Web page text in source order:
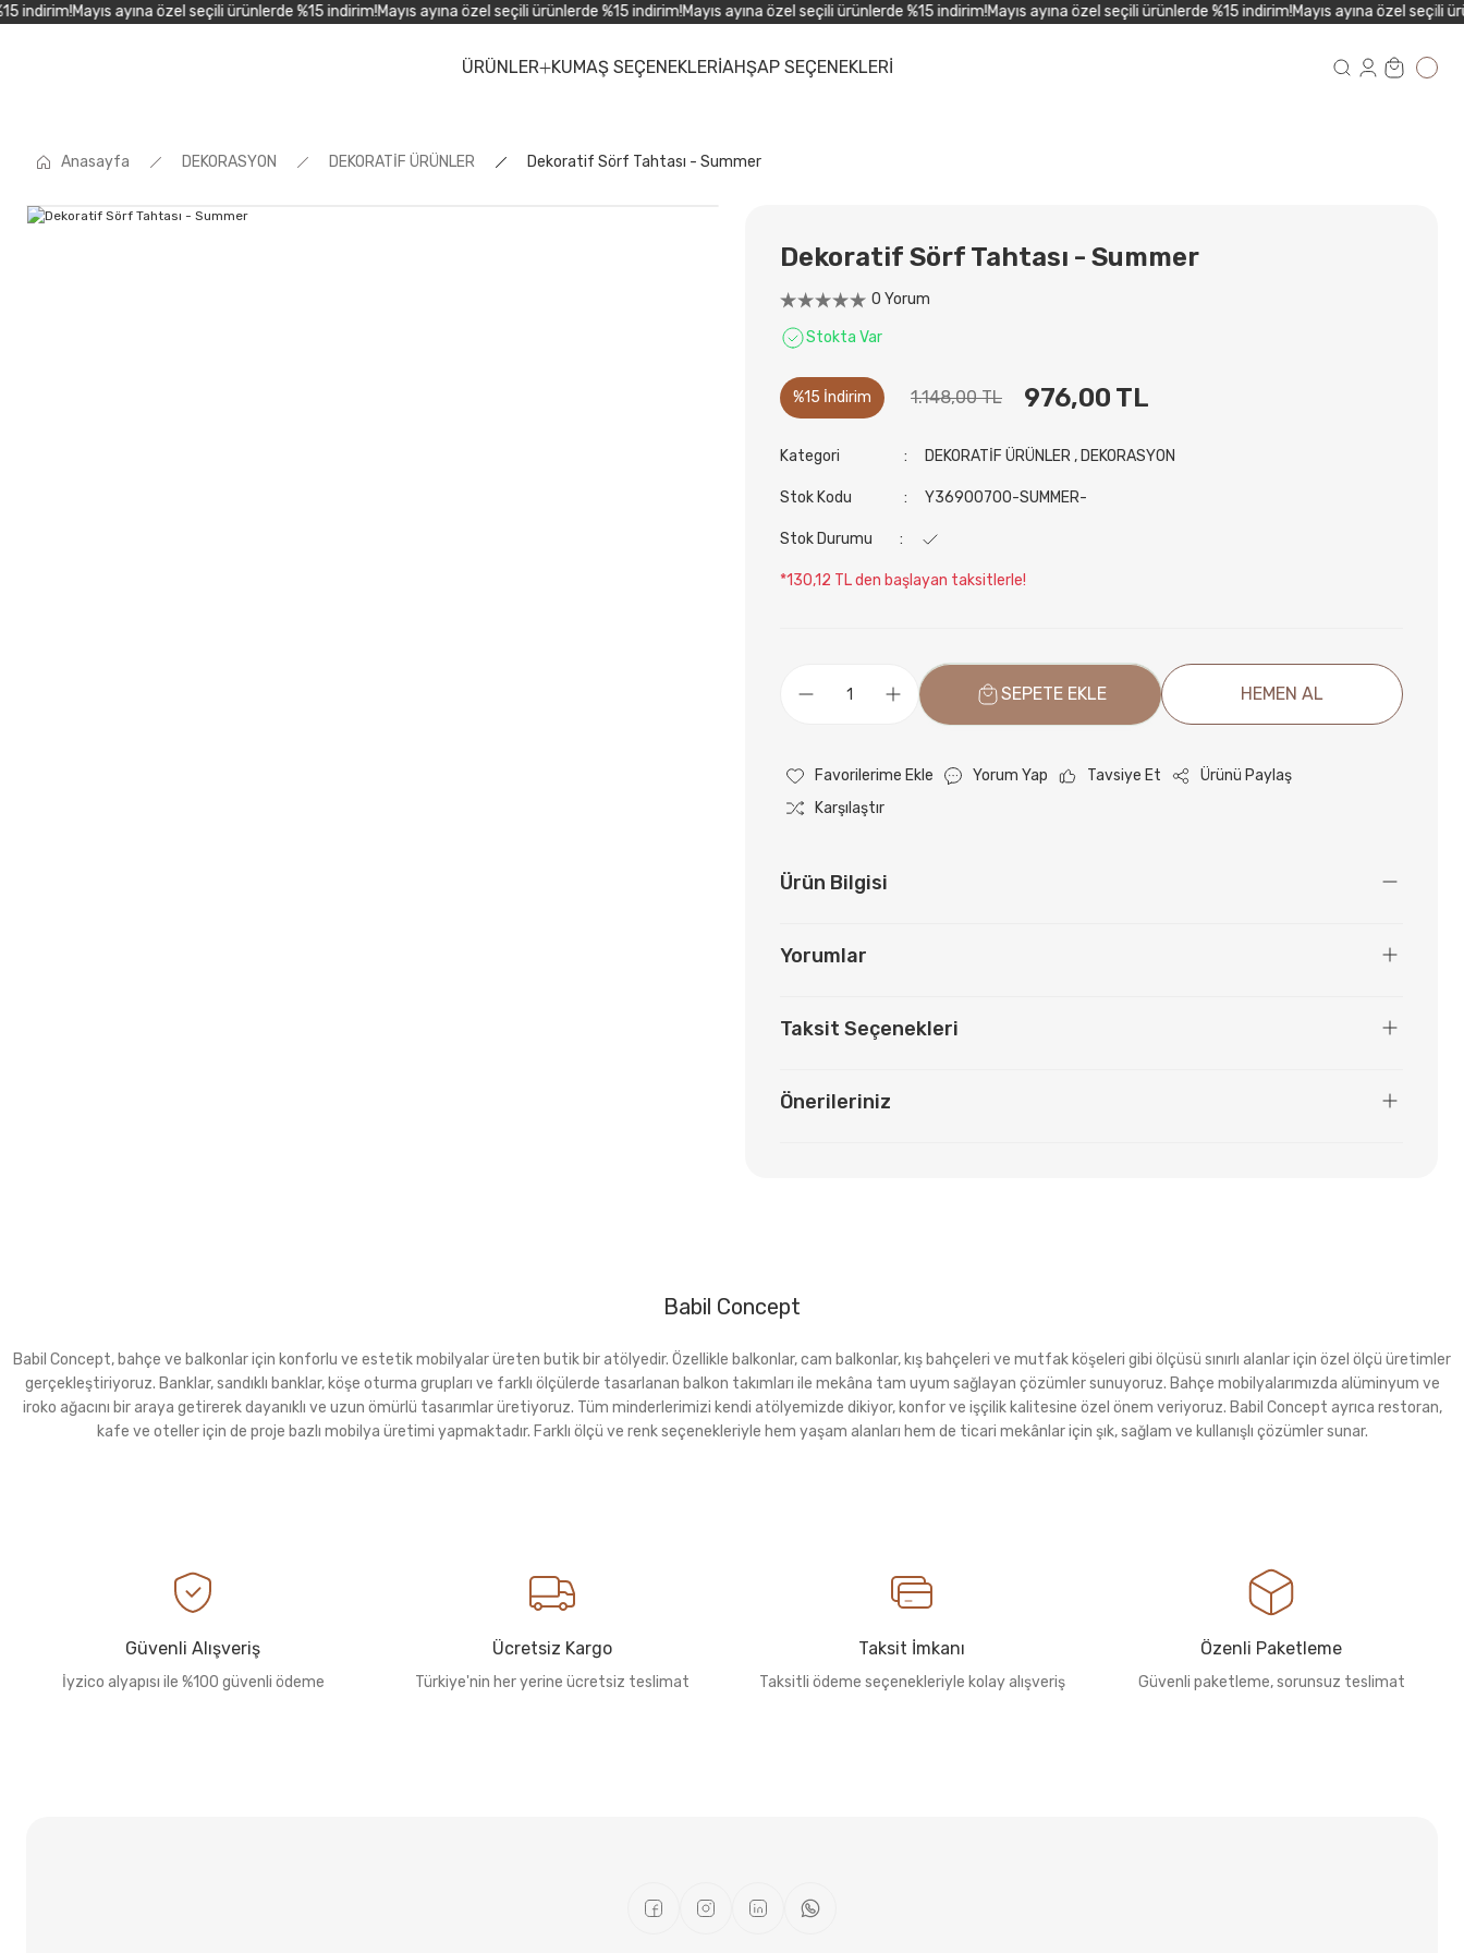
indirim!Mayıs ayına özel seçili ürünlerde %15 indirim!Mayıs ayına özel seçili ürünlerde %15 indirim!Mayıs ayına özel seçili ürünlerde %15 indirim!Mayıs ayına özel seçili ürünlerde %15 indirim!Mayıs ayına özel seçili
ÜRÜNLER KUMAŞ SEÇENEKLERİAHŞAP SEÇENEKLERİ
Anasayfa DEKORASYON DEKORATİF ÜRÜNLER Dekoratif Sörf Tahtası - Summer
Dekoratif Sörf Tahtası - Summer
0 Yorum
Stokta Var
%15 İndirim 1.148,00 TL 976,00 TL
Kategori DEKORATİF ÜRÜNLER , DEKORASYON
Stok Kodu Y36900700-SUMMER-
Stok Durumu
*130,12 TL den başlayan taksitlerle!
SEPETE EKLE HEMEN AL
Yorum Yap Tavsiye Et
Ürünü Paylaş
Karşılaştır
Ürün Bilgisi
Yorumlar
Taksit Seçenekleri
Önerileriniz
Babil Concept
Babil Concept, bahçe ve balkonlar için konforlu ve estetik mobilyalar üreten butik bir atölyedir. Özellikle balkonlar, cam balkonlar, kış bahçeleri ve mutfak köşeleri gibi ölçüsü sınırlı alanlar için özel ölçü üretimler
gerçekleştiriyoruz. Banklar, sandıklı banklar, köşe oturma grupları ve farklı ölçülerde tasarlanan balkon takımları ile mekâna tam uyum sağlayan çözümler sunuyoruz. Bahçe mobilyalarımızda alüminyum ve
iroko ağacını bir araya getirerek dayanıklı ve uzun ömürlü tasarımlar üretiyoruz. Tüm minderlerimizi kendi atölyemizde dikiyor, konfor ve işçilik kalitesine özel önem veriyoruz. Babil Concept ayrıca restoran,
kafe ve oteller için de proje bazlı mobilya üretimi yapmaktadır. Farklı ölçü ve renk seçenekleriyle hem yaşam alanları hem de ticari mekânlar için şık, sağlam ve kullanışlı çözümler sunar.
Güvenli Alışveriş
İyzico alyapısı ile %100 güvenli ödeme
Ücretsiz Kargo
Türkiye'nin her yerine ücretsiz teslimat
Taksit İmkanı
Taksitli ödeme seçenekleriyle kolay alışveriş
Özenli Paketleme
Güvenli paketleme, sorunsuz teslimat